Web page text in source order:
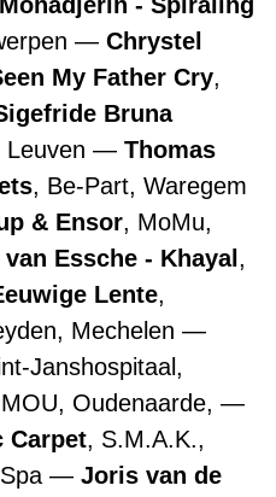
Chrystel
My Father Cry,
Bruna
Thomas
, Be-Part, Waregem
& Ensor, MoMu,
Essche - Khayal ,
Lente,
Mechelen
Janshospitaal,
Oudenaarde,
Carpet, S.M.A.K.,
Joris van de